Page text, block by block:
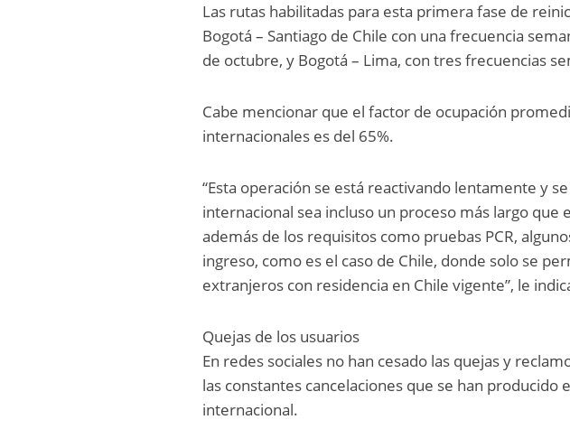
Las rutas habilitadas para esta primera fase de
Bogotá – Santiago de Chile con una frecuencia
de octubre, y Bogotá – Lima, con tres frecuencias
Cabe mencionar que el factor de ocupación
internacionales es del 65%.
“Esta operación se está reactivando lentamente y
internacional sea incluso un proceso más largo que
además de los requisitos como pruebas PCR,
ingreso, como es el caso de Chile, donde solo se
extranjeros con residencia en Chile vigente”, le
Quejas de los usuarios
En redes sociales no han cesado las quejas y
las constantes cancelaciones que se han producido
internacional.